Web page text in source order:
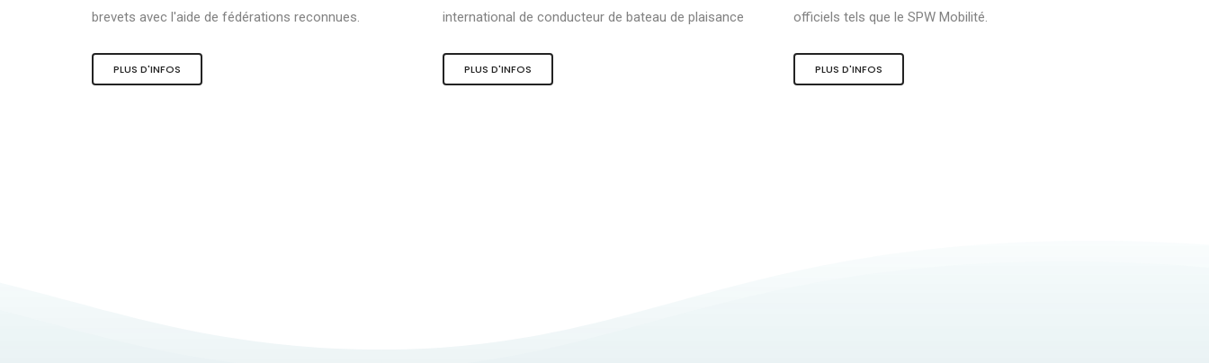
brevets avec l'aide de fédérations reconnues.
PLUS D'INFOS
international de conducteur de bateau de plaisance
PLUS D'INFOS
officiels tels que le SPW Mobilité.
PLUS D'INFOS